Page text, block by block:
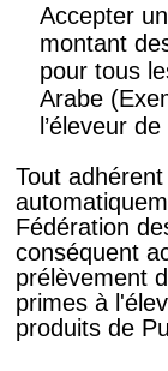
Accepter
montant
pour tous
Arabe
l’éleveur
Tout adhérent
Fédération
conséquent
prélèvement
primes à
produits de